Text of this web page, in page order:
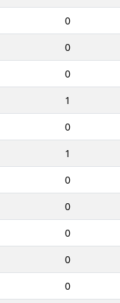
0
0
0
1
0
1
0
0
0
0
0